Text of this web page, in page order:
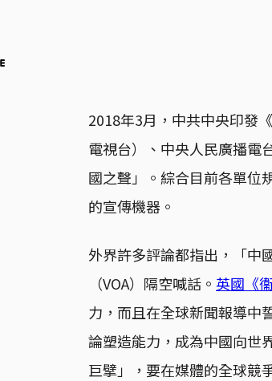
2018年3月，中共中央印發
電視台）、中央人民廣播電
國之聲」。綜合目前各單位
的宣傳機器。
外界許多評論都指出，「中
（VOA）隔空喊話。 英國《
力，而且在全球新聞報導中
論塑造能力，成為中國向世
巨擘」，要在媒體的全球競